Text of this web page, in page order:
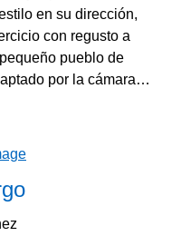
en su dirección,
con regusto a
pueblo de
por la cámara…